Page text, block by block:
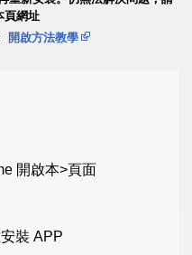
頁網址
開啟方法教學
開啟本>頁面
裝 APP